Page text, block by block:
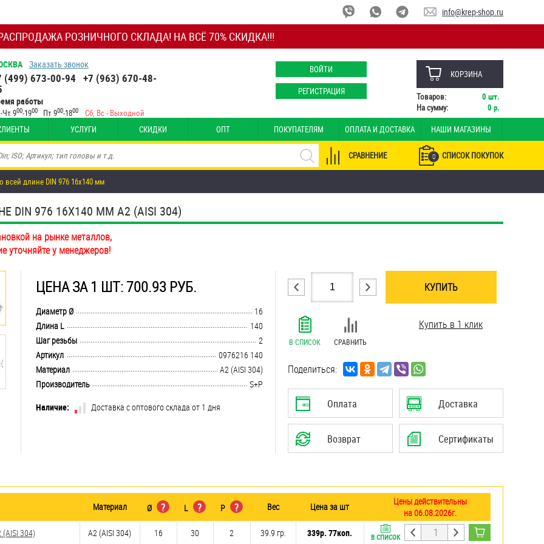
РОЗНИЧНОГО СКЛАДА! НА ВСЁ 70% СКИДКА!!!
info@krep-shop.ru
Заказать звонок
(499) 673-00-94 +7 (963) 670-48-
работы
Чт 900-1900 Пт 900-1800 Сб, Вс - Выходной
ВОЙТИ
РЕГИСТРАЦИЯ
КОРЗИНА
Товаров: 0 шт.
На сумму:
0 р.
УСЛУГИ СКИДКИ ОПТ ПОКУПАТЕЛЯМ ОПЛАТА И ДОСТАВКА НАШИ МАГАЗИНЫ
0 СПИСОК ПОКУПОК
СРАВНЕНИЕ
длине DIN 976 16х140 мм
976 16Х140 ММ А2 (AISI 304)
на рынке металлов,
уточняйте у менеджеров!
ЦЕНА ЗА 1 ШТ: 700.93 РУБ.
........................................................................................................................................................................................................
Диаметр Ø
16
........................................................................................................................................................................................................
Длина L
140
........................................................................................................................................................................................................
Шаг резьбы
2
........................................................................................................................................................................................................
Артикул
0976216 140
........................................................................................................................................................................................................
Материал
А2 (AISI 304)
........................................................................................................................................................................................................
Производитель
S+P
Наличие:
Доставка с оптового склада от 1 дня
КУПИТЬ
В СПИСОК СРАВНИТЬ
Купить в 1 клик
Поделиться:
Оплата Доставка
Возврат Сертификаты
Материал Ø ? L ? P ? Вес Цена за шт
Цены действительны
на 06.08.2026г.
304)
А2 (AISI 304) 16 30 2 39.9 гр. 339р. 77коп. В СПИСОК